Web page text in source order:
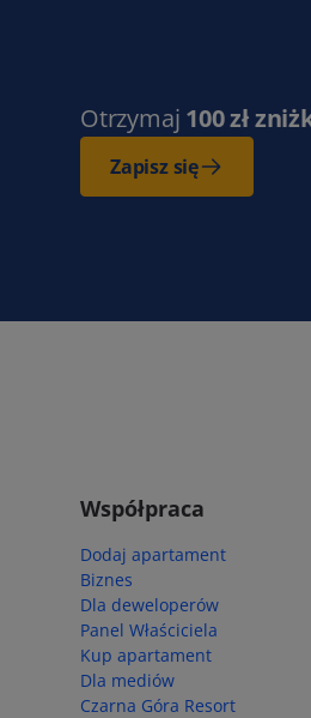
Otrzymaj 100 zł
Zapisz się
Współpraca
Dodaj apartament
Biznes
Dla deweloperów
Panel Właściciela
Kup apartament
Dla mediów
Czarna Góra Resort